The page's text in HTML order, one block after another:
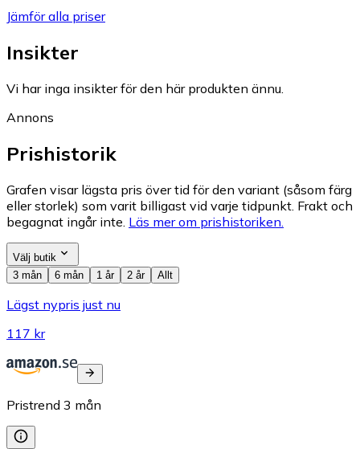
Jämför alla priser
Insikter
Vi har inga insikter för den här produkten ännu.
Annons
Prishistorik
Grafen visar lägsta pris över tid för den variant (såsom färg
eller storlek) som varit billigast vid varje tidpunkt. Frakt och
begagnat ingår inte. Läs mer om prishistoriken.
Välj butik
3 mån
6 mån 1 år 2 år Allt
Lägst nypris just nu
117 kr
Pristrend 3 mån